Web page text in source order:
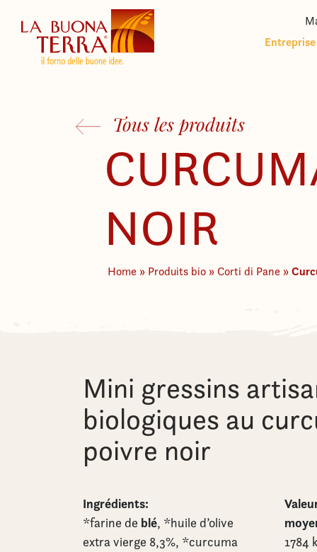
Entreprise
Tous les produits
NOIR
Home » Produits bio » Corti di Pane »
Mini gressins
biologiques au
poivre noir
Ingrédients:
*farine de blé, *huile d’olive
extra vierge 8,3%, *curcuma
1784